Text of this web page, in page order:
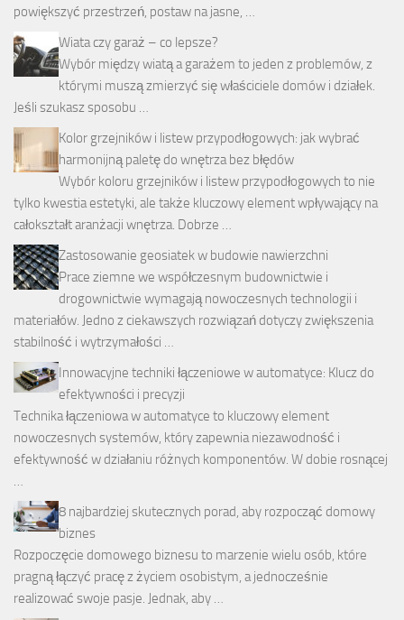
powiększyć przestrzeń, postaw na jasne, …
Wiata czy garaż – co lepsze?
Wybór między wiatą a garażem to jeden z problemów, z
którymi muszą zmierzyć się właściciele domów i działek.
Jeśli szukasz sposobu …
Kolor grzejników i listew przypodłogowych: jak wybrać
harmonijną paletę do wnętrza bez błędów
Wybór koloru grzejników i listew przypodłogowych to nie
tylko kwestia estetyki, ale także kluczowy element wpływający na
całokształt aranżacji wnętrza. Dobrze …
Zastosowanie geosiatek w budowie nawierzchni
Prace ziemne we współczesnym budownictwie i
drogownictwie wymagają nowoczesnych technologii i
materiałów. Jedno z ciekawszych rozwiązań dotyczy zwiększenia
stabilność i wytrzymałości …
Innowacyjne techniki łączeniowe w automatyce: Klucz do
efektywności i precyzji
Technika łączeniowa w automatyce to kluczowy element
nowoczesnych systemów, który zapewnia niezawodność i
efektywność w działaniu różnych komponentów. W dobie rosnącej
…
8 najbardziej skutecznych porad, aby rozpocząć domowy
biznes
Rozpoczęcie domowego biznesu to marzenie wielu osób, które
pragną łączyć pracę z życiem osobistym, a jednocześnie
realizować swoje pasje. Jednak, aby …